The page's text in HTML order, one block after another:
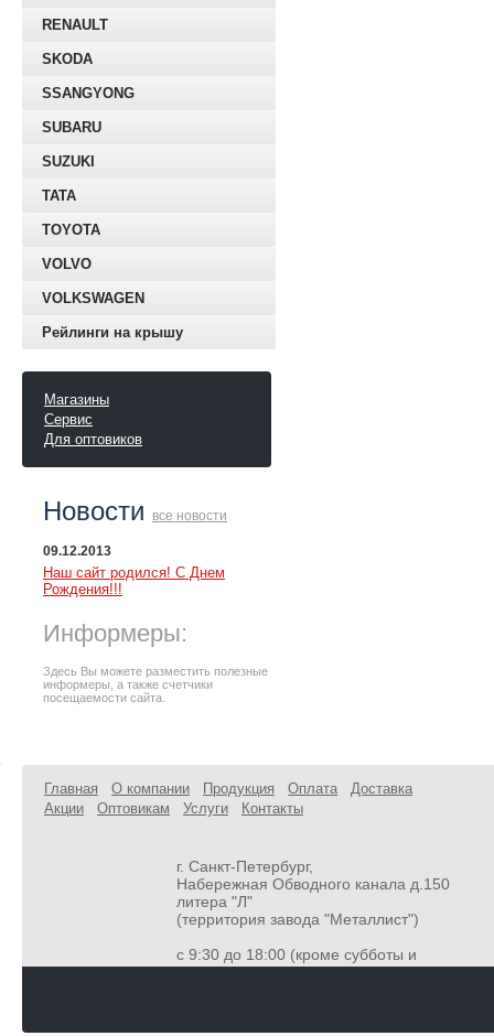
RENAULT
SKODA
SSANGYONG
SUBARU
SUZUKI
TATA
TOYOTA
VOLVO
VOLKSWAGEN
Рейлинги на крышу
Магазины
Сервис
Для оптовиков
Новости все новости
09.12.2013
Наш сайт родился! С Днем
Рождения!!!
Информеры:
Здесь Вы можете разместить полезные
информеры, а также счетчики
посещаемости сайта.
Главная О компании Продукция Оплата
Доставка
Акции
Оптовикам Услуги Контакты
г. Санкт-Петербург,
Набережная Обводного канала д.150
литера "Л"
(территория завода "Металлист")
с 9:30 до 18:00 (кроме субботы и
воскресенья